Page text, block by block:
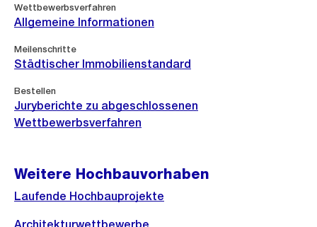
Wettbewerbsverfahren
Allgemeine Informationen
Meilenschritte
Städtischer Immobilienstandard
Bestellen
Juryberichte zu abgeschlossenen
Wettbewerbsverfahren
Weitere Hochbauvorhaben
Laufende Hochbauprojekte